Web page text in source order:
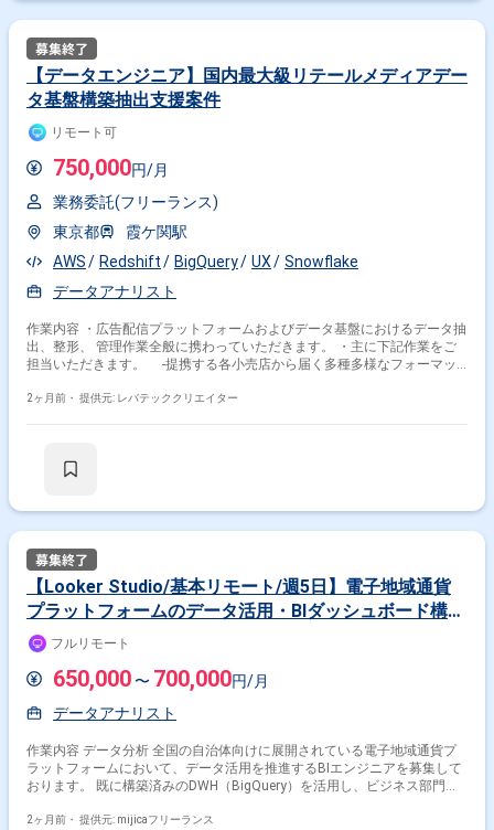
【データエンジニア】国内最大級リテールメディアデー
タ基盤構築抽出支援案件
リモート可
750,000円/月
業務委託(フリーランス)
東京都
霞ケ関駅
AWS
Redshift BigQuery UX
Snowflake
データアナリスト
作業内容 ・広告配信プラットフォームおよびデータ基盤におけるデータ抽
出、整形、 管理作業全般に携わっていただきます。 ・主に下記作業をご
担当いただきます。 -提携する各小売店から届く多種多様なフォーマッ
UI/UX改善に伴う、 フロントエンドへのデータ連携設計 -購買データを
ルを統合したデータ可視化フローの効率化 -データサイエンティストと
2ヶ月前・ 提供元: レバテッククリエイター
【Looker Studio/基本リモート/週5日】電子地域通貨
プラットフォームのデータ活用・BIダッシュボード構築
支援フルリモート
650,000 〜 700,000円/月
データアナリスト
作業内容 データ分析 全国の自治体向けに展開されている電子地域通貨プ
ラットフォームにおいて、データ活用を推進するBIエンジニアを募集して
おります。 既に構築済みのDWH（BigQuery）を活用し、ビジネス部門の
きます。 具体的な業務は、BigQueryからLooker Studioへのデータ接続設
2ヶ月前・ 提供元: mijicaフリーランス